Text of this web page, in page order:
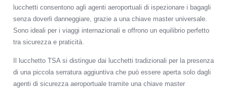
lucchetti consentono agli agenti aeroportuali di ispezionare i bagagli
senza doverli danneggiare, grazie a una chiave master universale.
Sono ideali per i viaggi internazionali e offrono un equilibrio perfetto
tra sicurezza e praticità.
Il lucchetto TSA si distingue dai lucchetti tradizionali per la presenza
di una piccola serratura aggiuntiva che può essere aperta solo dagli
agenti di sicurezza aeroportuale tramite una chiave master